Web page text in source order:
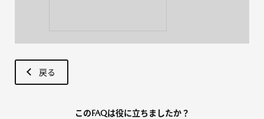
戻る
このFAQは役に立ちましたか？